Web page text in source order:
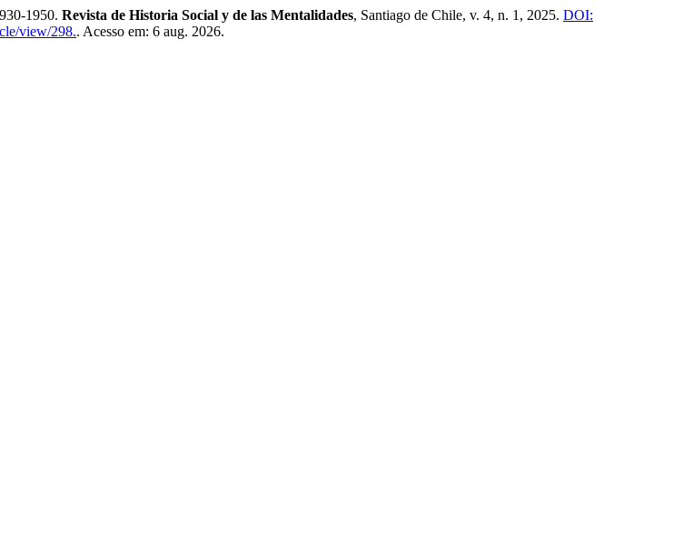
1950. Revista de Historia Social y de las Mentalidades, Santiago de Chile, v. 4, n. 1, 2025. DOI:
view/298.. Acesso em: 6 aug. 2026.